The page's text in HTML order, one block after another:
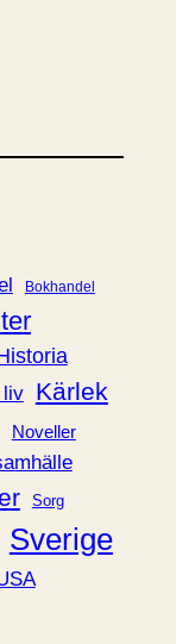
Bokhandel
liv Kärlek
Noveller
Sorg
Sverige